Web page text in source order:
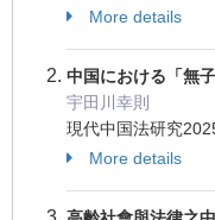
More details
中国における「無
宇田川幸則
現代中国法研究
More details